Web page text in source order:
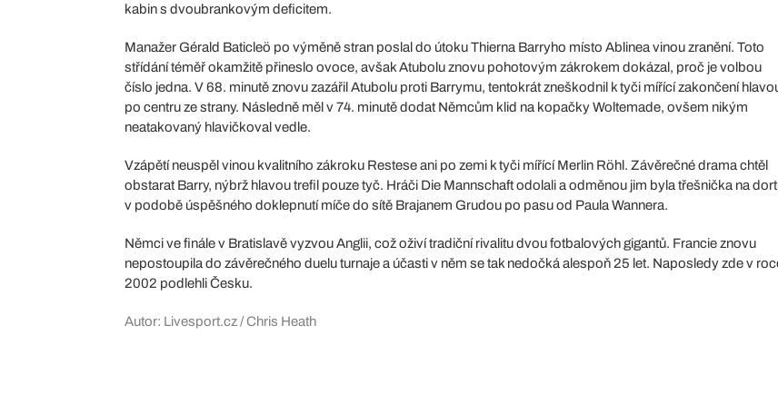
kabin s dvoubrankovým deficitem.
Manažer Gérald Baticleö po výměně stran poslal do útoku Thierna Barryho místo Ablinea vinou zranění. Toto
střídání téměř okamžitě přineslo ovoce, avšak Atubolu znovu pohotovým zákrokem dokázal, proč je volbou
číslo jedna. V 68. minutě znovu zazářil Atubolu proti Barrymu, tentokrát zneškodnil k tyči mířící zakončení
po centru ze strany. Následně měl v 74. minutě dodat Němcům klid na kopačky Woltemade, ovšem nikým
neatakovaný hlavičkoval vedle.
Vzápětí neuspěl vinou kvalitního zákroku Restese ani po zemi k tyči mířící Merlin Röhl. Závěrečné drama chtěl
obstarat Barry, nýbrž hlavou trefil pouze tyč. Hráči Die Mannschaft odolali a odměnou jim byla třešnička na
v podobě úspěšného doklepnutí míče do sítě Brajanem Grudou po pasu od Paula Wannera.
Němci ve finále v Bratislavě vyzvou Anglii, což oživí tradiční rivalitu dvou fotbalových gigantů. Francie znovu
nepostoupila do závěrečného duelu turnaje a účasti v něm se tak nedočká alespoň 25 let. Naposledy zde v
2002 podlehli Česku.
Autor: Livesport.cz / Chris Heath